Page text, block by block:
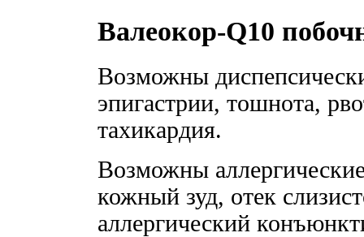
Валеокор-Q10
Возможны
эпигастрии, тошнота,
тахикардия.
Возможны
кожный зуд, отек
аллергический